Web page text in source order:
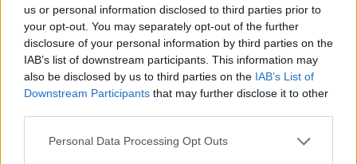
us or personal information disclosed to third parties prior to
your opt-out. You may separately opt-out of the further
disclosure of your personal information by third parties on the
IAB’s list of downstream participants. This information may
also be disclosed by us to third parties on the IAB’s List of
Downstream Participants that may further disclose it to other
Personal Data Processing Opt Outs
Esztelneken, ahol még ma is az egyik
legrendezettebb felvonulás zajlik, a
gyógyító erejű Jézus-kútnál gyülekeznek
az emberek.